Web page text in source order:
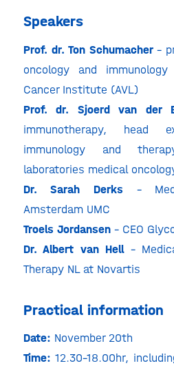
Speakers
Prof. dr. Ton Schumacher–
oncology and
Cancer Institute (AVL)
Prof. dr. Sjoerd van der
immunotherapy, head
immunology and
laboratories medical
Dr. Sarah Derks –
Amsterdam UMC
Troels Jordansen – CEO
Dr. Albert van Hell–
Therapy NL at Novartis
Practical information
Date: November 20th
Time: 12.30-18.00hr,